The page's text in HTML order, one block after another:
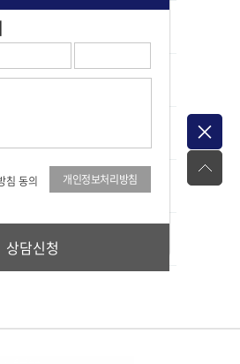
최고관리자
최고관리자 1741 06-12
최고관리자 2328 06-03
최고관리자
침 동의 개인정보처리방침